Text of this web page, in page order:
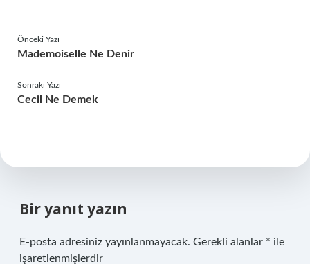
Önceki Yazı
Mademoiselle Ne Denir
Sonraki Yazı
Cecil Ne Demek
Bir yanıt yazın
E-posta adresiniz yayınlanmayacak. Gerekli alanlar * ile
işaretlenmişlerdir